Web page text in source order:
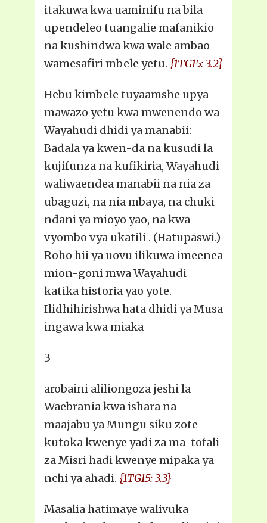
itakuwa kwa uaminifu na bila
upendeleo tuangalie mafanikio
na kushindwa kwa wale ambao
wamesafiri mbele yetu. {1TG15: 3.2}
Hebu kimbele tuyaamshe upya
mawazo yetu kwa mwenendo wa
Wayahudi dhidi ya manabii:
Badala ya kwen-da na kusudi la
kujifunza na kufikiria, Wayahudi
waliwaendea manabii na nia za
ubaguzi, na nia mbaya, na chuki
ndani ya mioyo yao, na kwa
vyombo vya ukatili . (Hatupaswi.)
Roho hii ya uovu ilikuwa imeenea
mion-goni mwa Wayahudi
katika historia yao yote.
Ilidhihirishwa hata dhidi ya Musa
ingawa kwa miaka
3
arobaini aliliongoza jeshi la
Waebrania kwa ishara na
maajabu ya Mungu siku zote
kutoka kwenye yadi za ma-tofali
za Misri hadi kwenye mipaka ya
nchi ya ahadi. {1TG15: 3.3}
Masalia hatimaye walivuka